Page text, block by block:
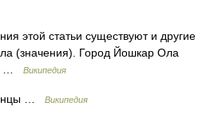
этой статьи существуют и другие
(значения). Город Йошкар Ола
…
Википедия
… Википедия